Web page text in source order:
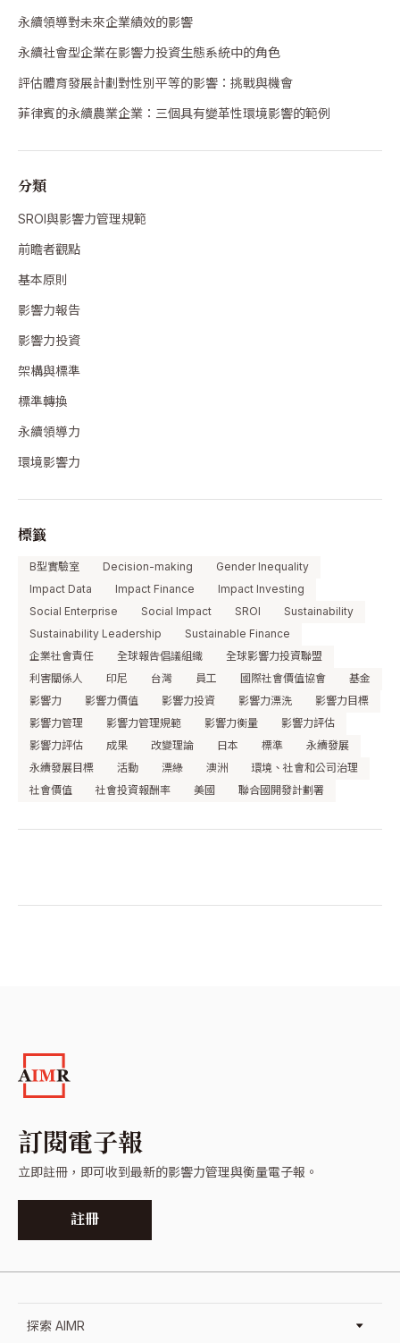
永續領導對未來企業績效的影響
永續社會型企業在影響力投資生態系統中的角色
評估體育發展計劃對性別平等的影響：挑戰與機會
菲律賓的永續農業企業：三個具有變革性環境影響的範例
分類
SROI與影響力管理規範
前瞻者觀點
基本原則
影響力報告
影響力投資
架構與標準
標準轉換
永續領導力
環境影響力
標籤
B型實驗室 Decision-making
Gender Inequality
Impact Data
Impact Finance
Impact Investing
Social Enterprise
Social Impact SROI
Sustainability
Sustainability Leadership
Sustainable Finance
企業社會責任
全球報告倡議組織
全球影響力投資聯盟
利害關係人
印尼 台灣 員工 國際社會價值協會
基金
影響力
影響力價值 影響力投資 影響力漂洗
影響力目標
影響力管理
影響力管理規範 影響力衡量
影響力評估
影響力評估
成果 改變理論 日本 標準
永續發展
永續發展目標
活動 漂綠 澳洲
環境、社會和公司治理
社會價值
社會投資報酬率 美國 聯合國開發計劃署
訂閱電子報
立即註冊，即可收到最新的影響力管理與衡量電子報。
註冊
探索 AIMR